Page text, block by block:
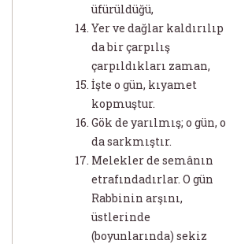
üfürüldüğü,
Yer ve dağlar kaldırılıp
da bir çarpılış
çarpıldıkları zaman,
İşte o gün, kıyamet
kopmuştur.
Gök de yarılmış; o gün, o
da sarkmıştır.
Melekler de semânın
etrafındadırlar. O gün
Rabbinin arşını,
üstlerinde
(boyunlarında) sekiz